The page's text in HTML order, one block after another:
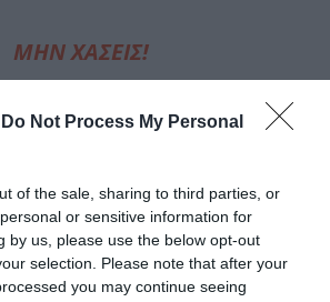
Do Not Process My Personal
of the sale, sharing to third parties, or
or sensitive information for
by us, please use the below opt-out
selection. Please note that after your
you may continue seeing
ΜΗΝ ΧΑΣΕΙΣ!
Μέτοικοι – Μετάβαση,
Ενσωμάτωση, Δημιουργία:
South by Southeast: «Προς-
Ανατολίζοντας τη Συλλογή»
του ΕΜΣΤ